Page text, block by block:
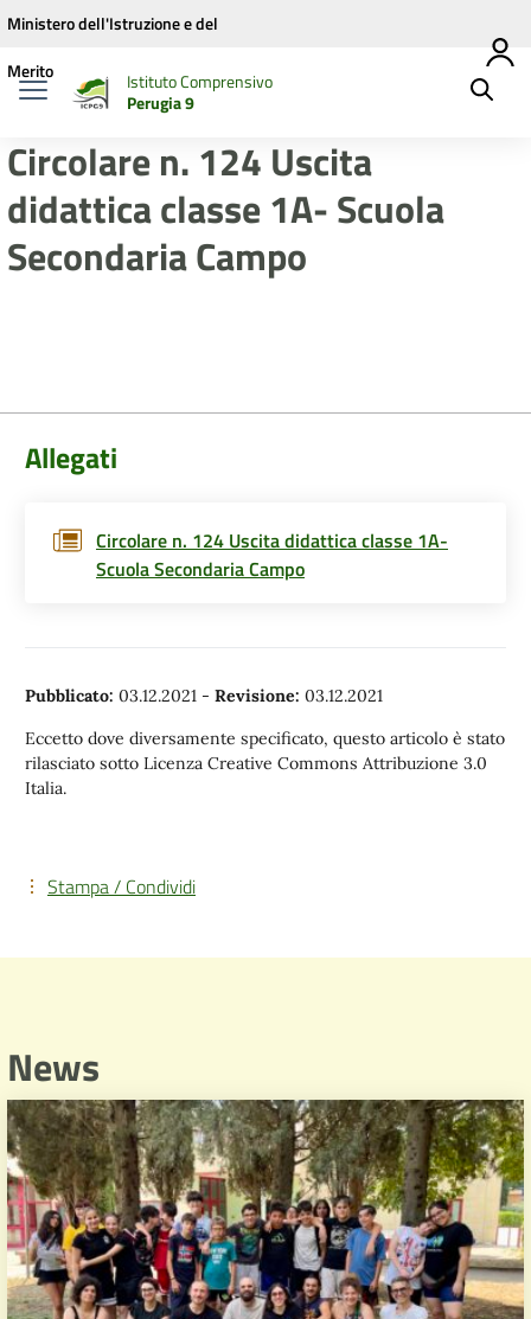
Vai ai contenuti
Vai al menu di navigazione
Vai al footer
Ministero dell'Istruzione e del
Merito
Istituto Comprensivo
Perugia 9
Circolare n. 124 Uscita
didattica classe 1A- Scuola
Secondaria Campo
Allegati
Circolare n. 124 Uscita didattica classe 1A-
Scuola Secondaria Campo
Pubblicato: 03.12.2021 - Revisione: 03.12.2021
Eccetto dove diversamente specificato, questo articolo è stato
rilasciato sotto Licenza Creative Commons Attribuzione 3.0
Italia.
Stampa / Condividi
News